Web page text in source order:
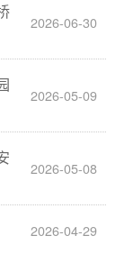
2026-06-30
2026-05-09
2026-05-08
2026-04-29